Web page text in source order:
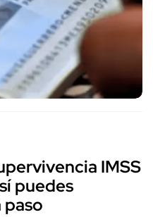
IMSS
puedes